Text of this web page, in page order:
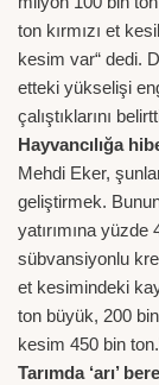
ton kırmızı et
kesim var“ dedi.
etteki yükselişi
çalıştıklarını
Hayvancılığa
Mehdi Eker,
geliştirmek.
yatırımına
sübvansiyonlu
et kesimindeki
ton büyük, 200
kesim 450 bin
Tarımda ‘arı’